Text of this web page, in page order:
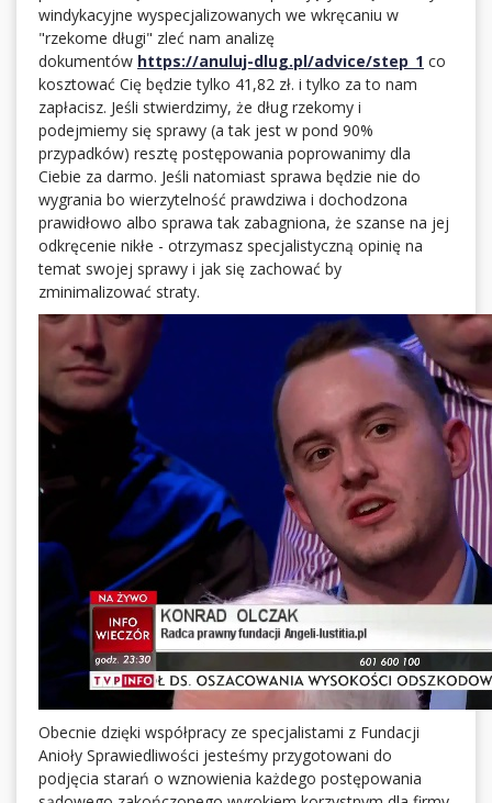
windykacyjne wyspecjalizowanych we wkręcaniu w
"rzekome długi" zleć nam analizę
dokumentów https://anuluj-dlug.pl/advice/step_1 co
kosztować Cię będzie tylko 41,82 zł. i tylko za to nam
zapłacisz. Jeśli stwierdzimy, że dług rzekomy i
podejmiemy się sprawy (a tak jest w pond 90%
przypadków) resztę postępowania poprowanimy dla
Ciebie za darmo. Jeśli natomiast sprawa będzie nie do
wygrania bo wierzytelność prawdziwa i dochodzona
prawidłowo albo sprawa tak zabagniona, że szanse na jej
odkręcenie nikłe - otrzymasz specjalistyczną opinię na
temat swojej sprawy i jak się zachować by
zminimalizować straty.
Obecnie dzięki współpracy ze specjalistami z Fundacji
Anioły Sprawiedliwości jesteśmy przygotowani do
podjęcia starań o wznowienia każdego postępowania